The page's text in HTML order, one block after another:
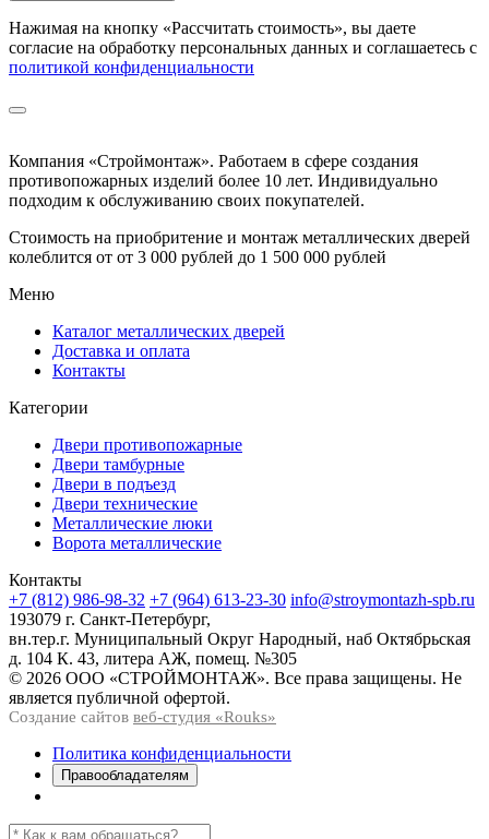
Нажимая на кнопку «Рассчитать стоимость», вы даете
согласие на обработку персональных данных и соглашаетесь с
политикой конфиденциальности
Компания «Строймонтаж». Работаем в сфере создания
противопожарных изделий более 10 лет. Индивидуально
подходим к обслуживанию своих покупателей.
Стоимость на приобритение и монтаж металлических дверей
колеблится от от 3 000 рублей до 1 500 000 рублей
Меню
Каталог металлических дверей
Доставка и оплата
Контакты
Категории
Двери противопожарные
Двери тамбурные
Двери в подъезд
Двери технические
Металлические люки
Ворота металлические
Контакты
+7 (812) 986-98-32 +7 (964) 613-23-30 info@stroymontazh-spb.ru
193079 г. Санкт-Петербург,
вн.тер.г. Муниципальный Округ Народный, наб Октябрьская
д. 104 К. 43, литера АЖ, помещ. №305
© 2026 ООО «СТРОЙМОНТАЖ». Все права защищены. Не
является публичной офертой.
Создание сайтов веб-студия «Rouks»
Политика конфиденциальности
Правообладателям